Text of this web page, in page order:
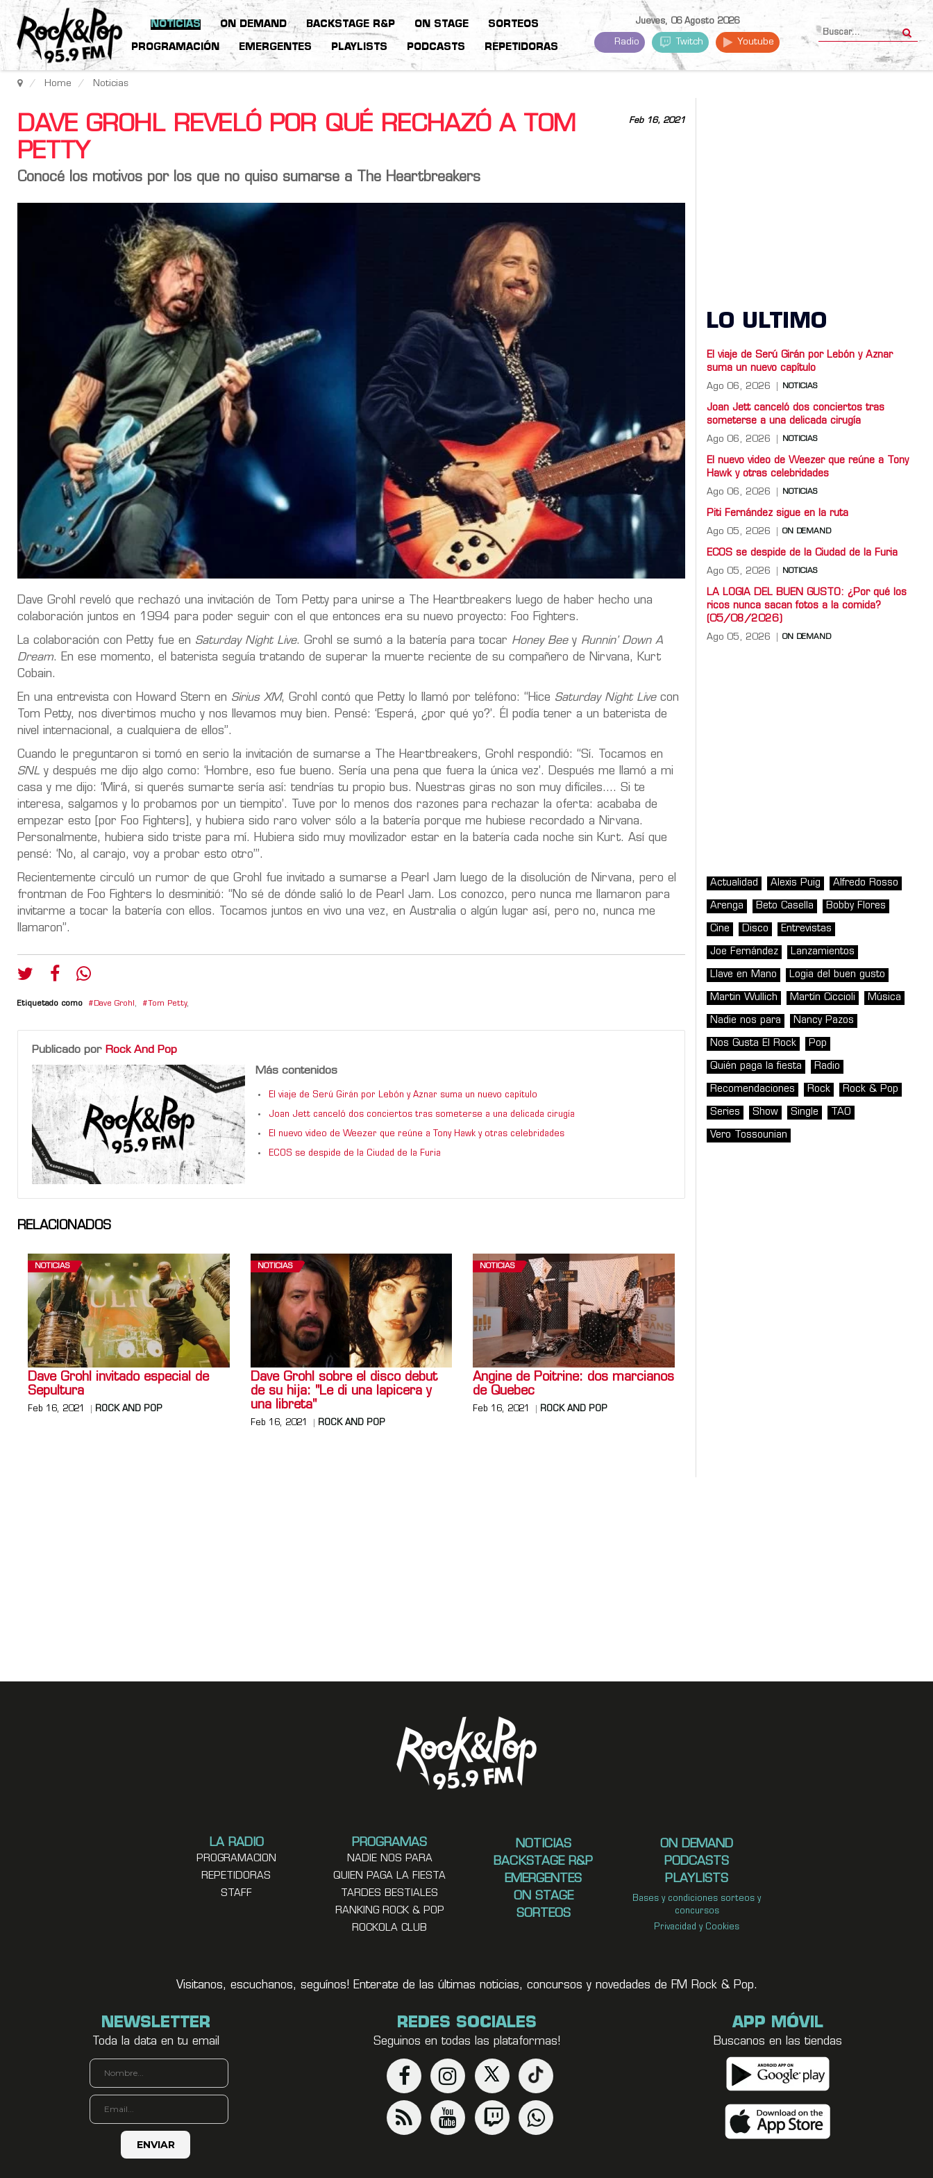
NOTICIAS ON DEMAND BACKSTAGE R&P ON STAGE SORTEOS
PROGRAMACIÓN EMERGENTES PLAYLISTS PODCASTS REPETIDORAS
Jueves, 06 Agosto 2026
Radio Twitch Youtube
Home Noticias
Feb 16, 2021
DAVE GROHL REVELÓ POR QUÉ RECHAZÓ A TOM
PETTY
Conocé los motivos por los que no quiso sumarse a The Heartbreakers
Dave Grohl reveló que rechazó una invitación de Tom Petty para unirse a The Heartbreakers luego de haber hecho una
colaboración juntos en 1994 para poder seguir con el que entonces era su nuevo proyecto: Foo Fighters.
La colaboración con Petty fue en Saturday Night Live. Grohl se sumó a la batería para tocar Honey Beey Runnin’ Down A
Dream. En ese momento, el baterista seguía tratando de superar la muerte reciente de su compañero de Nirvana, Kurt
Cobain.
En una entrevista con Howard Stern en Sirius XM, Grohl contó que Petty lo llamó por teléfono: “Hice Saturday Night Live con
Tom Petty, nos divertimos mucho y nos llevamos muy bien. Pensé: ‘Esperá, ¿por qué yo?’. Él podía tener a un baterista de
nivel internacional, a cualquiera de ellos”.
Cuando le preguntaron si tomó en serio la invitación de sumarse a The Heartbreakers, Grohl respondió: “Sí. Tocamos en
SNL y después me dijo algo como: ‘Hombre, eso fue bueno. Sería una pena que fuera la única vez’. Después me llamó a mi
casa y me dijo: ‘Mirá, si querés sumarte sería así: tendrías tu propio bus. Nuestras giras no son muy difíciles…. Si te
interesa, salgamos y lo probamos por un tiempito’. Tuve por lo menos dos razones para rechazar la oferta: acababa de
empezar esto [por Foo Fighters], y hubiera sido raro volver sólo a la batería porque me hubiese recordado a Nirvana.
Personalmente, hubiera sido triste para mí. Hubiera sido muy movilizador estar en la batería cada noche sin Kurt. Así que
pensé: ‘No, al carajo, voy a probar esto otro’”.
Recientemente circuló un rumor de que Grohl fue invitado a sumarse a Pearl Jam luego de la disolución de Nirvana, pero el
frontman de Foo Fighters lo desminitió: “No sé de dónde salió lo de Pearl Jam. Los conozco, pero nunca me llamaron para
invitarme a tocar la batería con ellos. Tocamos juntos en vivo una vez, en Australia o algún lugar así, pero no, nunca me
llamaron”.
Etiquetado como Dave Grohl , Tom Petty,
Publicado por Rock And Pop
Más contenidos
El viaje de Serú Girán por Lebón y Aznar suma un nuevo capítulo
Joan Jett canceló dos conciertos tras someterse a una delicada cirugía
El nuevo video de Weezer que reúne a Tony Hawk y otras celebridades
ECOS se despide de la Ciudad de la Furia
RELACIONADOS
NOTICIAS
Dave Grohl invitado especial de
Sepultura
Feb 16, 2021 ROCK AND POP
NOTICIAS
Dave Grohl sobre el disco debut
de su hija: "Le di una lapicera y
una libreta"
Feb 16, 2021 ROCK AND POP
NOTICIAS
Angine de Poitrine: dos marcianos
de Quebec
Feb 16, 2021 ROCK AND POP
LO ULTIMO
El viaje de Serú Girán por Lebón y Aznar
suma un nuevo capítulo
Ago 06, 2026 NOTICIAS
Joan Jett canceló dos conciertos tras
someterse a una delicada cirugía
Ago 06, 2026 NOTICIAS
El nuevo video de Weezer que reúne a Tony
Hawk y otras celebridades
Ago 06, 2026 NOTICIAS
Piti Fernández sigue en la ruta
Ago 05, 2026 ON DEMAND
ECOS se despide de la Ciudad de la Furia
Ago 05, 2026 NOTICIAS
LA LOGIA DEL BUEN GUSTO: ¿Por qué los
ricos nunca sacan fotos a la comida?
(05/08/2026)
Ago 05, 2026 ON DEMAND
Actualidad Alexis Puig Alfredo Rosso
Arenga Beto Casella Bobby Flores
Cine Disco Entrevistas
Joe Fernández Lanzamientos
Llave en Mano Logia del buen gusto
Martin Wullich Martín Ciccioli Música
Nadie nos para Nancy Pazos
Nos Gusta El Rock Pop
Quién paga la fiesta Radio
Recomendaciones Rock Rock & Pop
Series Show Single TAO
Vero Tossounian
LA RADIO
PROGRAMACION
REPETIDORAS
STAFF
PROGRAMAS
NADIE NOS PARA
QUIEN PAGA LA FIESTA
TARDES BESTIALES
RANKING ROCK & POP
ROCKOLA CLUB
NOTICIAS
BACKSTAGE R&P
EMERGENTES
ON STAGE
SORTEOS
ON DEMAND
PODCASTS
PLAYLISTS
Bases y condiciones sorteos y
concursos
Privacidad y Cookies
Visitanos, escuchanos, seguínos! Enterate de las últimas noticias, concursos y novedades de FM Rock & Pop.
NEWSLETTER
Toda la data en tu email
REDES SOCIALES
Seguinos en todas las plataformas!
APP MÓVIL
Buscanos en las tiendas